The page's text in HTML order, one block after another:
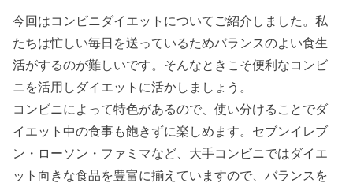
今回はコンビニダイエットについてご紹介しました。私
たちは忙しい毎日を送っているためバランスのよい食生
活がするのが難しいです。そんなときこそ便利なコンビ
ニを活用しダイエットに活かしましょう。
コンビニによって特色があるので、使い分けることでダ
イエット中の食事も飽きずに楽しめます。セブンイレブ
ン・ローソン・ファミマなど、大手コンビニではダイエ
ット向きな食品を豊富に揃えていますので、バランスを